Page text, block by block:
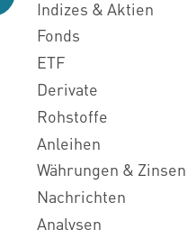
Indizes & Aktien
Fonds
ETF
Derivate
Rohstoffe
Anleihen
Währungen & Zinsen
Nachrichten
Analysen